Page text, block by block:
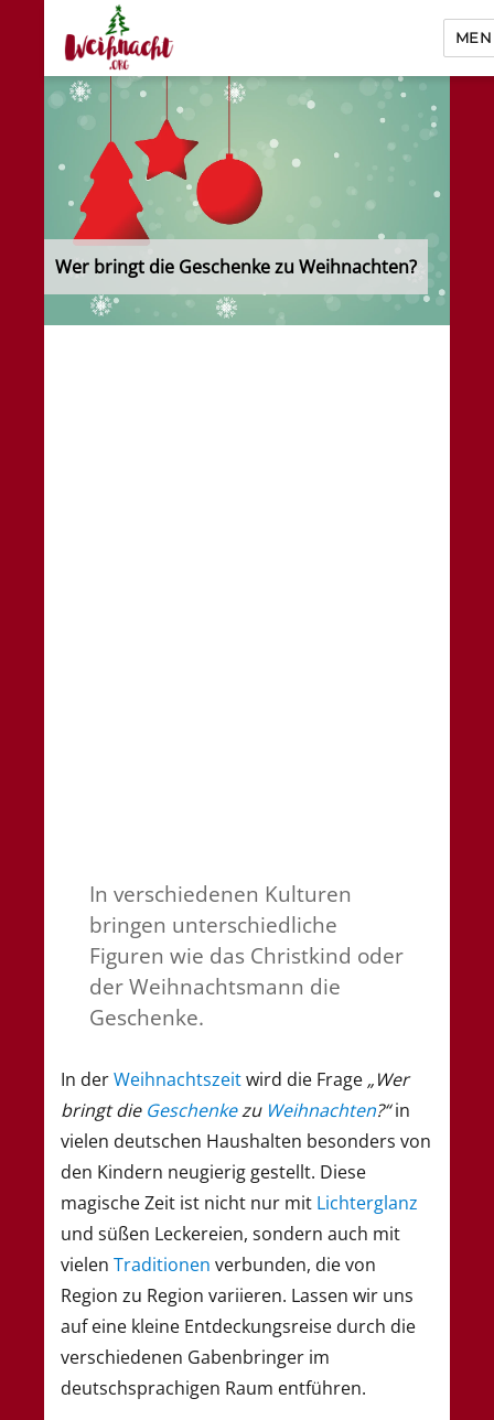
Weihnacht.org
Wer bringt die Geschenke zu Weihnachten?
In verschiedenen Kulturen
bringen unterschiedliche
Figuren wie das Christkind oder
der Weihnachtsmann die
Geschenke.
In derWeihnachtszeitwird die Frage „Wer
bringt die Geschenkezu Weihnachten?“in
vielen deutschen Haushalten besonders von
den Kindern neugierig gestellt. Diese
magische Zeit ist nicht nur mit Lichterglanz
und süßen Leckereien, sondern auch mit
vielen Traditionen verbunden, die von
Region zu Region variieren. Lassen wir uns
auf eine kleine Entdeckungsreise durch die
verschiedenen Gabenbringer im
deutschsprachigen Raum entführen.